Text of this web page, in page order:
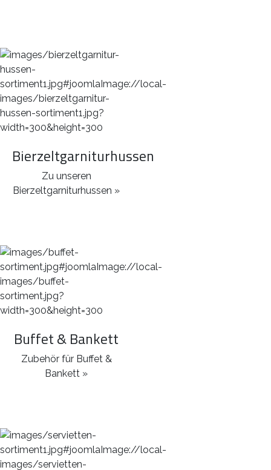
Bierzeltgarniturhussen
Zu unseren
Bierzeltgarniturhussen »
Buffet & Bankett
Zubehör für Buffet &
Bankett »